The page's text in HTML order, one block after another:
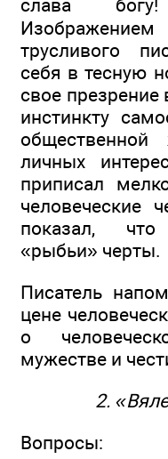
слава
трусливого
себя в тесную
свое презрение
инстинкту
личных
приписал
человеческие
показал,
«рыбьи» черты.
Писатель
цене
о
мужестве и
2.
Вопросы: